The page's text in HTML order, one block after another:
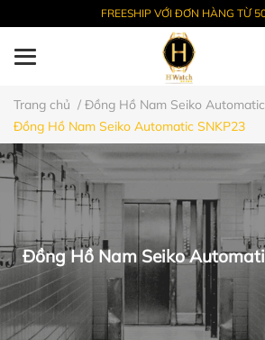
FREESHIP VỚI ĐƠN HÀNG TỪ
Trang chủ / Đồng Hồ Nam Seiko
Đồng Hồ Nam Seiko Automatic SNKP23
Đồng Hồ Nam Seiko